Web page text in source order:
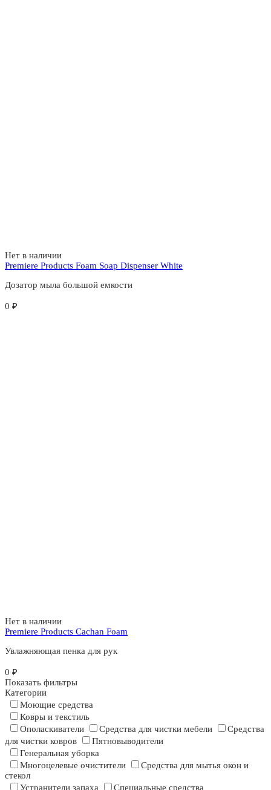
Нет в наличии
Premiere Products Foam Soap Dispenser White
Дозатор мыла большой емкости
0 ₽
Нет в наличии
Premiere Products Cachan Foam
Увлажняющая пенка для рук
0 ₽
Показать фильтры
Категории
Моющие средства
Ковры и текстиль
Ополаскиватели
Средства для чистки мебели
Средства
для чистки ковров
Пятновыводители
Генеральная уборка
Многоцелевые очистители
Средства для мытья окон и
стекол
Устранители запаха
Специальные средства